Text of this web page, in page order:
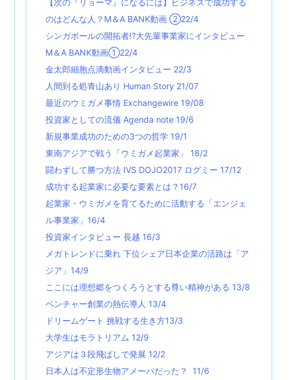
【次の『リョーマ』になるには】ビジネスで成功する
のはどんな人？M＆A BANK動画 ②22/4
シンガポールの開拓者!?大先輩事業家にインタビュー
M＆A BANK動画①22/4
金太郎細胞点滴動画インタビュー 22/3
人間到る処青山あり Human Story 21/07
最近のウミガメ事情 Exchangewire 19/08
投資家としての流儀 Agenda note 19/6
新規事業成功のための3つの哲学 19/1
東南アジアで戦う「ウミガメ起業家」 18/2
闘わずして勝つ方法 IVS DOJO2017 ログミー 17/12
成功する起業家に必要な要素とは？16/7
起業家・ウミガメを育てるために活動する「エンジェ
ル事業家」16/4
投資家インタビュー 長越 16/3
メガトレンドに乗れ 下位シェア日本企業の活路は「ア
ジア」14/9
ここには理想郷をつくろうとする尊い精神がある 13/8
ベンチャー創業の熱伝導人 13/4
ドリームゲート 挑戦する生き方13/3
大学生はモラトリアム 12/9
アジアは３段飛ばしで発展 12/2
日本人は不定形生物アメーバだった？ 11/6